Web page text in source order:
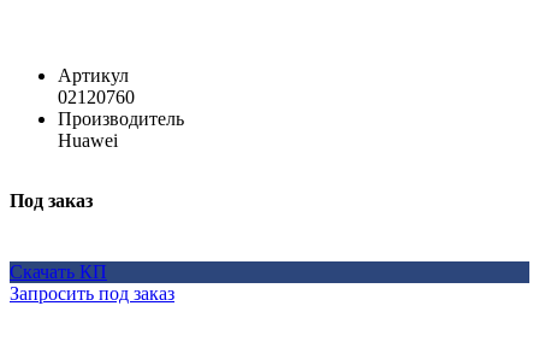
Артикул
02120760
Производитель
Huawei
Под заказ
Скачать КП
Запросить под заказ